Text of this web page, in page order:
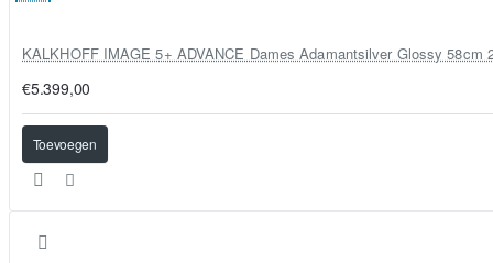
KALKHOFF IMAGE 5+ ADVANCE Dames Adamantsilver Glossy 58cm
€5.399,00
Toevoegen